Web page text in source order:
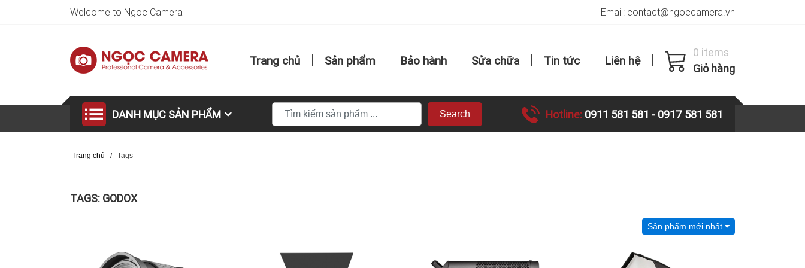
Welcome to Ngoc Camera Email: contact@ngoccamera.vn
Trang chủ Sản phẩm Bảo hành Sửa chữa Tin tức Liên hệ
0 items
Giỏ hàng
DANH MỤC SẢN PHẨM Search Hotline: 0911 581 581 - 0917 581 581
Trang chủ / Tags
TAGS: GODOX
Sản phẩm mới nhất